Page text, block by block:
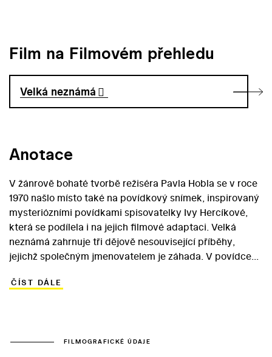
Film na Filmovém přehledu
Velká neznámá
Anotace
V žánrově bohaté tvorbě režiséra Pavla Hobla se v roce
1970 našlo místo také na povídkový snímek, inspirovaný
mysteriózními povídkami spisovatelky Ivy Hercíkové,
která se podílela i na jejich filmové adaptaci. Velká
neznámá zahrnuje tři dějově nesouvisející příběhy,
jejichž společným jmenovatelem je záhada. V povídce
musela zemřít mladá cyklistka. Příběh Vznášející se
detektivní kniha s lakonickým názvem Vražda… V rámci
ČÍST DÁLE
FILMOGRAFICKÉ ÚDAJE